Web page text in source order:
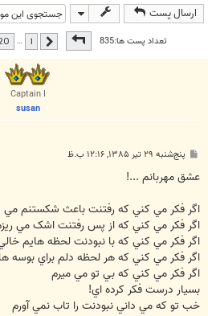
ارسال پست
تعداد پست ها:835
صفحه22 از70 قبلی …
20
Captain I
susan
پ
ت
پنج‌شنبه ۲۹ تیر ۱۳۸۵, ۱۲:۱۶ ب.ظ
عشق مهربانم ...!
اگر فكر مي كني که رفتنت باعث شکستنم مي
اگر فکر مي کني که از پس رفتنت اشک مي
اگر فکر مي کني که با نبودنت لحظه هايم
اگر فکر مي کني که هر لحظه دلم براي بوسه
اگر فکر مي کني که بي تو مي ميرم
بسيار درست فکر کرده اي!
خب تو که مي داني نبودنت را تاب نمي آورم